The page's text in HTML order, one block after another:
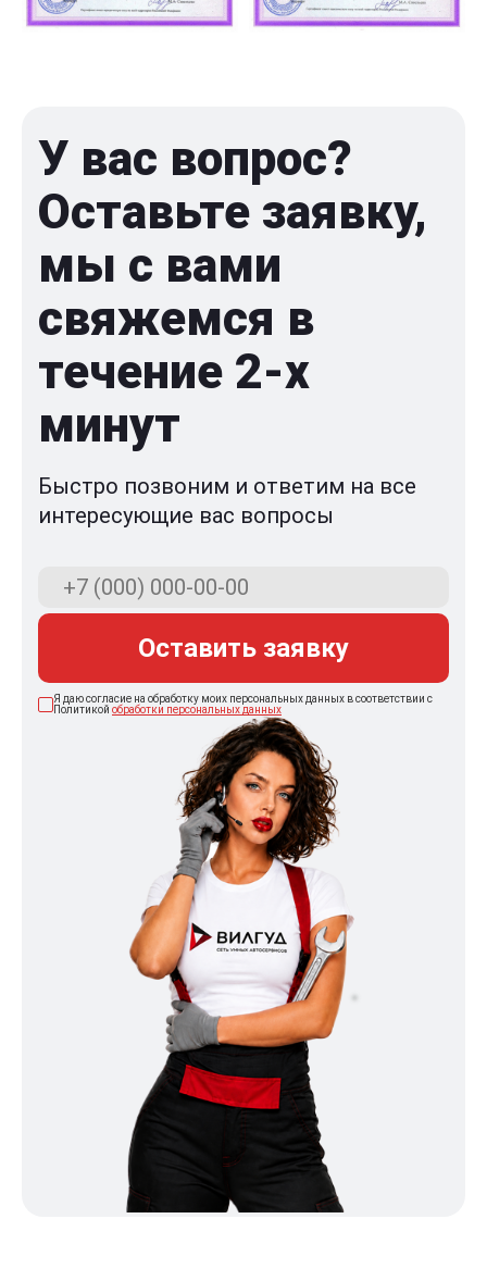
У вас вопрос?
Оставьте заявку,
мы с вами
свяжемся в
течение 2-x
минут
Быстро позвоним и ответим на все
интересующие вас вопросы
Оставить заявку
Я даю согласие на обработку моих персональных данных в соответствии с
Политикой обработки персональных данных